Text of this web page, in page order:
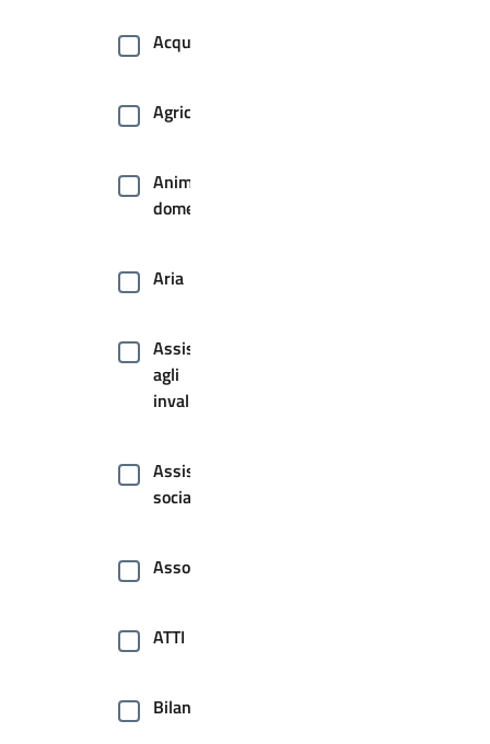
Acqua
Agricoltura
Animale
domestico
Aria
Assistenza
agli
invalidi
Assistenza
sociale
Associazioni
ATTI
Bilancio